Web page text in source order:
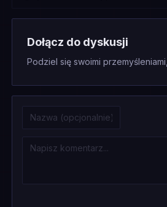
Dołącz do dyskusji
Podziel się swoimi